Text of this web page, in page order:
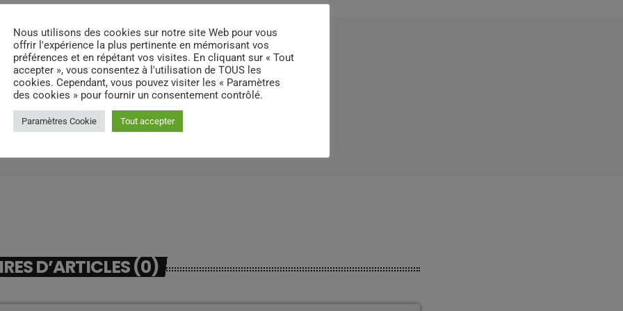
D’ARTICLES (0)
Nous utilisons des cookies sur notre site Web pour vous
offrir l'expérience la plus pertinente en mémorisant vos
préférences et en répétant vos visites. En cliquant sur « Tout
accepter », vous consentez à l'utilisation de TOUS les
cookies. Cependant, vous pouvez visiter les « Paramètres
des cookies » pour fournir un consentement contrôlé.
Paramètres Cookie Tout accepter